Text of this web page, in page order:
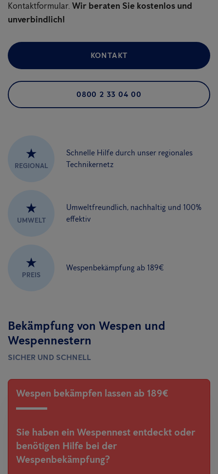
Kontaktformular. Wir beraten Sie kostenlos und
unverbindlich!
KONTAKT
0800 2 33 04 00
★
REGIONAL
Schnelle Hilfe durch unser regionales
Technikernetz
★
UMWELT
Umweltfreundlich, nachhaltig und 100%
effektiv
★
PREIS
Wespenbekämpfung ab 189€
Bekämpfung von Wespen und
Wespennestern
SICHER UND SCHNELL
Wespen bekämpfen lassen ab 189€
Sie haben ein Wespennest entdeckt oder
benötigen Hilfe bei der
Wespenbekämpfung?